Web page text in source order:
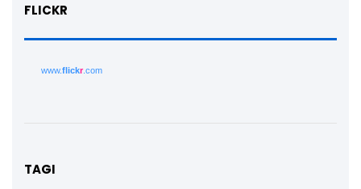
FLICKR
www.flickr.com
TAGI